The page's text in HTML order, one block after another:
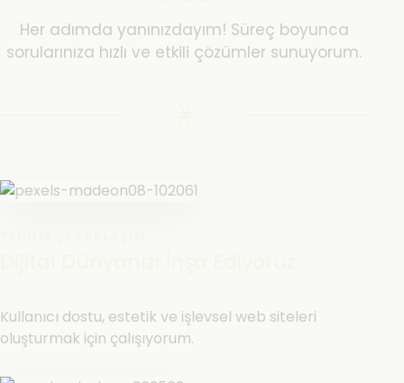
Her adımda yanınızdayım! Süreç boyunca
sorularınıza hızlı ve etkili çözümler sunuyorum.
Kullanıcı dostu, estetik ve işlevsel web siteleri
oluşturmak için çalışıyorum.